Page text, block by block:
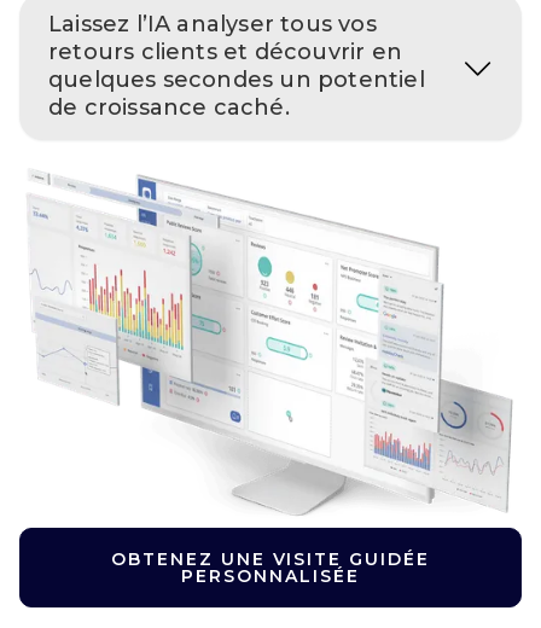
Laissez l’IA analyser tous vos
retours clients et découvrir en
quelques secondes un potentiel
de croissance caché.
OBTENEZ UNE VISITE GUIDÉE
PERSONNALISÉE